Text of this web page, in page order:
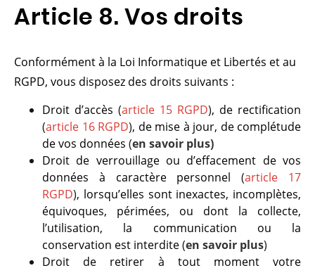
Article 8. Vos droits
Conformément à la Loi Informatique et Libertés et au
RGPD, vous disposez des droits suivants :
Droit d’accès (article 15 RGPD), de rectification
(article 16 RGPD), de mise à jour, de complétude
de vos données (en savoir plus)
Droit de verrouillage ou d’effacement de vos
données à caractère personnel (article 17
RGPD), lorsqu’elles sont inexactes, incomplètes,
équivoques, périmées, ou dont la collecte,
l’utilisation, la communication ou la
conservation est interdite(en savoir plus)
Droit de retirer à tout moment votre